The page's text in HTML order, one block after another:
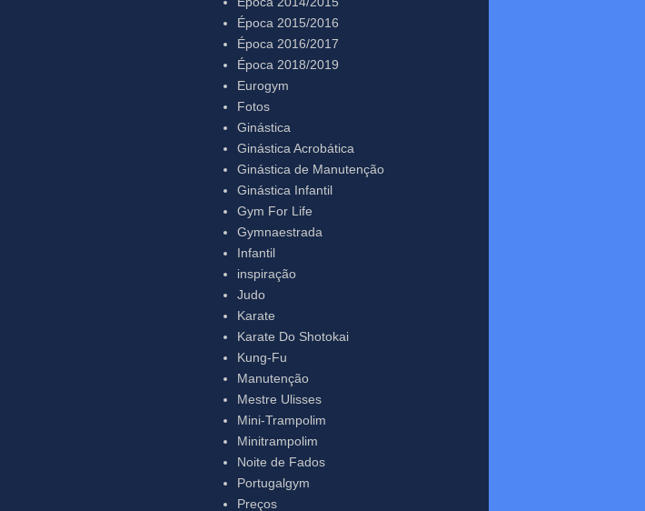
Época 2015/2016
Época 2016/2017
Época 2018/2019
Eurogym
Fotos
Ginástica
Ginástica Acrobática
Ginástica de Manutenção
Ginástica Infantil
Gym For Life
Gymnaestrada
Infantil
inspiração
Judo
Karate
Karate Do Shotokai
Kung-Fu
Manutenção
Mestre Ulisses
Mini-Trampolim
Minitrampolim
Noite de Fados
Portugalgym
Preços